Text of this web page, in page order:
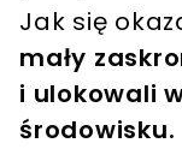
Jak się
mały
i ulokowali
środowisku.